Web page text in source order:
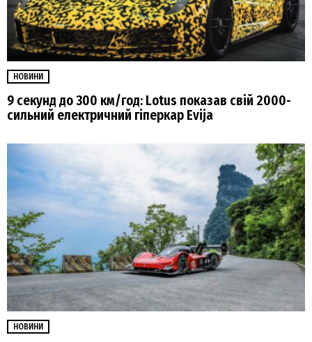
НОВИНИ
9 секунд до 300 км/год: Lotus показав свій 2000-
сильний електричний гіперкар Evija
НОВИНИ